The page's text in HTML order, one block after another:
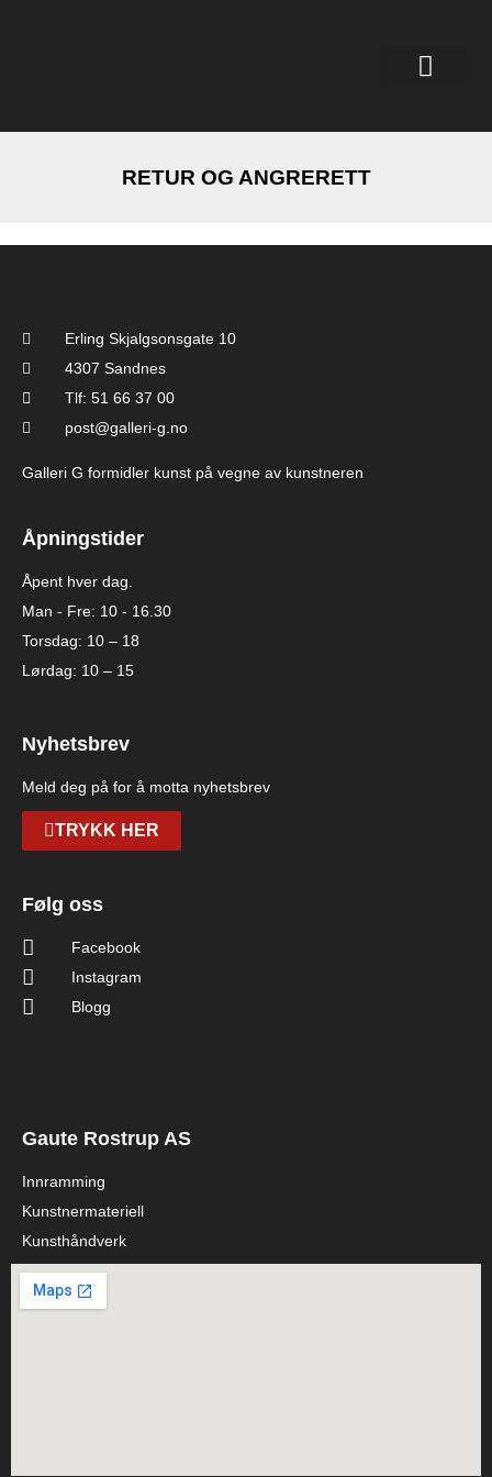
RETUR OG ANGRERETT
Erling Skjalgsonsgate 10
4307 Sandnes
Tlf: 51 66 37 00
post@galleri-g.no
Galleri G formidler kunst på vegne av kunstneren
Åpningstider
Åpent hver dag.
Man - Fre: 10 - 16.30
Torsdag: 10 – 18
Lørdag: 10 – 15
Nyhetsbrev
Meld deg på for å motta nyhetsbrev
TRYKK HER
Følg oss
Facebook
Instagram
Blogg
Gaute Rostrup AS
Innramming
Kunstnermateriell
Kunsthåndverk